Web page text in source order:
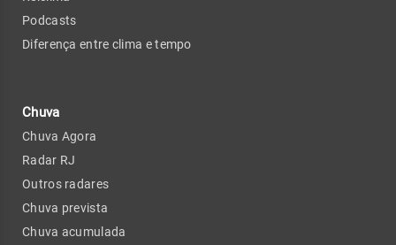
Podcasts
Diferença entre clima e tempo
Chuva
Chuva Agora
Radar RJ
Outros radares
Chuva prevista
Chuva acumulada